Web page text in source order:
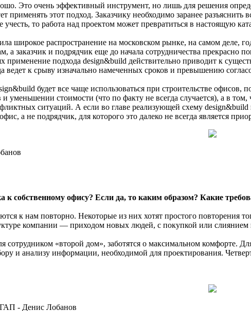
Это очень эффективный инструмент, но лишь для решения
применять этот подход. Заказчику необходимо заранее
то работа над проектом может превратиться в настоящую
широкое распространение на московском рынке, на самом деле,
а заказчик и подрядчик еще до начала сотрудничества прекрасно
применение подхода design&build действительно приводит к
ведет к срыву изначально намеченных сроков и превышению
будет все чаще использоваться при строительстве офисов,
уменьшении стоимости (что по факту не всегда случается), а в том,
ситуаций. А если во главе реализующей схему design&build
а не подрядчик, для которого это далеко не всегда является
к собственному офису? Если да, то каким образом? Какие
к нам повторно. Некоторые из них хотят простого повторения
компании — приходом новых людей, с покупкой или
сотрудником «второй дом», заботятся о максимальном комфорте.
и анализу информации, необходимой для проектирования.
- Денис Лобанов